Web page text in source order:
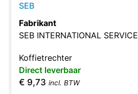
SEB
Fabrikant
SEB INTERNATIONAL SERVICE
Koffietrechter
Direct leverbaar
€ 9,73 incl. BTW